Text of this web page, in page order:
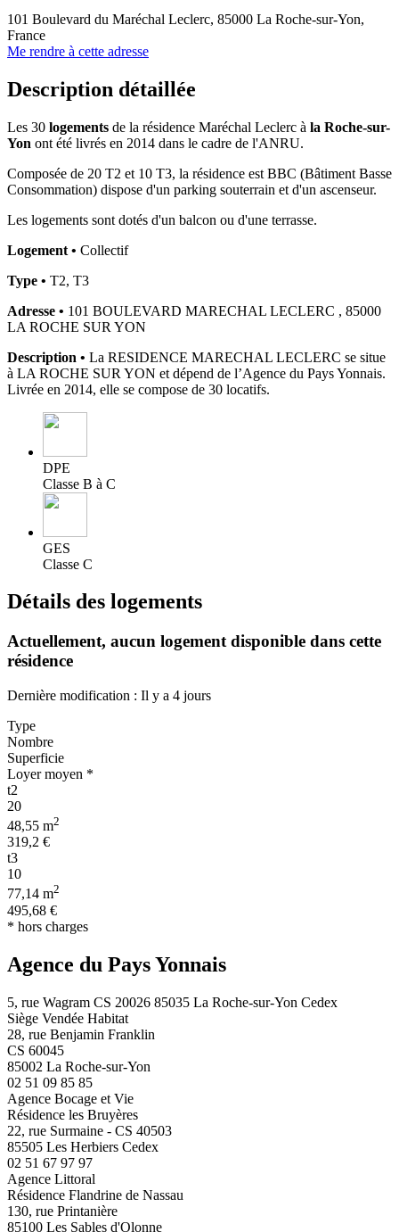
101 Boulevard du Maréchal Leclerc, 85000 La Roche-sur-Yon,
France
Me rendre à cette adresse
Description détaillée
Les 30 logements de la résidence Maréchal Leclerc à la Roche-sur-
Yon ont été livrés en 2014 dans le cadre de l'ANRU.
Composée de 20 T2 et 10 T3, la résidence est BBC (Bâtiment Basse
Consommation) dispose d'un parking souterrain et d'un ascenseur.
Les logements sont dotés d'un balcon ou d'une terrasse.
Logement • Collectif
Type • T2, T3
Adresse • 101 BOULEVARD MARECHAL LECLERC , 85000
LA ROCHE SUR YON
Description • La RESIDENCE MARECHAL LECLERC se situe
à LA ROCHE SUR YON et dépend de l’Agence du Pays Yonnais.
Livrée en 2014, elle se compose de 30 locatifs.
DPE
Classe B à C
GES
Classe C
Détails des logements
Actuellement, aucun logement disponible dans cette
résidence
Dernière modification : Il y a 4 jours
Type
Nombre
Superficie
Loyer moyen *
t2
20
48,55 m2
319,2 €
t3
10
77,14 m2
495,68 €
* hors charges
Agence du Pays Yonnais
5, rue Wagram CS 20026 85035 La Roche-sur-Yon Cedex
Siège Vendée Habitat
28, rue Benjamin Franklin
CS 60045
85002 La Roche-sur-Yon
02 51 09 85 85
Agence Bocage et Vie
Résidence les Bruyères
22, rue Surmaine - CS 40503
85505 Les Herbiers Cedex
02 51 67 97 97
Agence Littoral
Résidence Flandrine de Nassau
130, rue Printanière
85100 Les Sables d'Olonne